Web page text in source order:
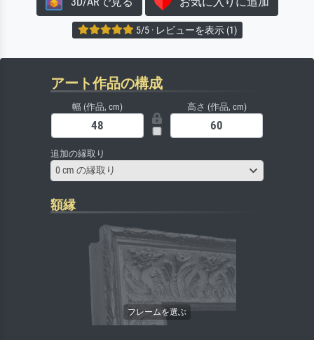
5/5 · レビューを表示 (1)
アート作品の構成
幅 (作品, cm) 高さ (作品, cm)
追加の縁取り
0 cm の縁取り
額縁